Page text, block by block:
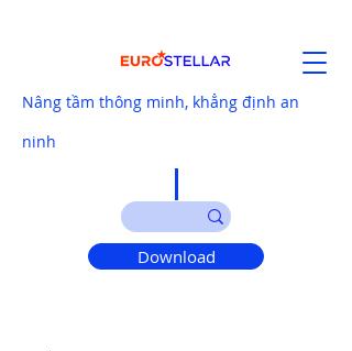
Nâng tầm thông minh, khẳng định an
ninh
Download